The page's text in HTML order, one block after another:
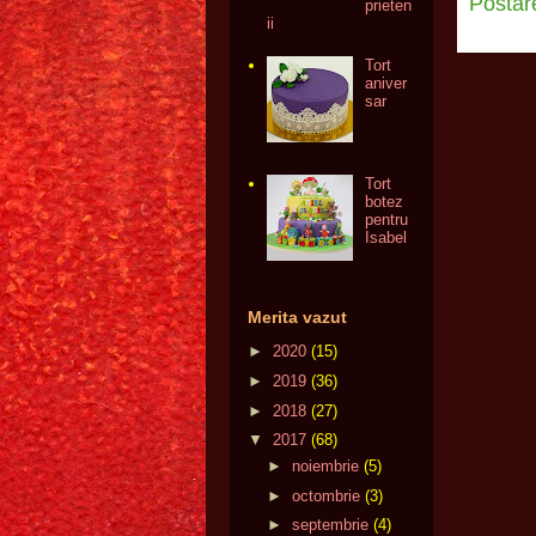
prieten
ii
Tort
aniver
sar
Tort
botez
pentru
Isabel
Merita vazut
► 2020 (15)
► 2019 (36)
► 2018 (27)
▼
2017 (68)
► noiembrie (5)
► octombrie (3)
► septembrie (4)